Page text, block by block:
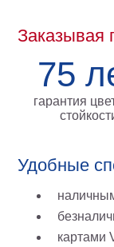
Заказывая
75
гарантия
Удобные
картами